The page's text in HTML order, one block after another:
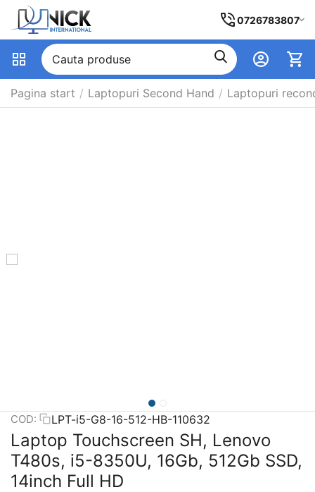
0726783807
Pagina start / Laptopuri Second Hand / Laptopuri
COD: LPT-i5-G8-16-512-HB-110632
Laptop Touchscreen SH, Lenovo
T480s, i5-8350U, 16Gb, 512Gb SSD,
14inch Full HD